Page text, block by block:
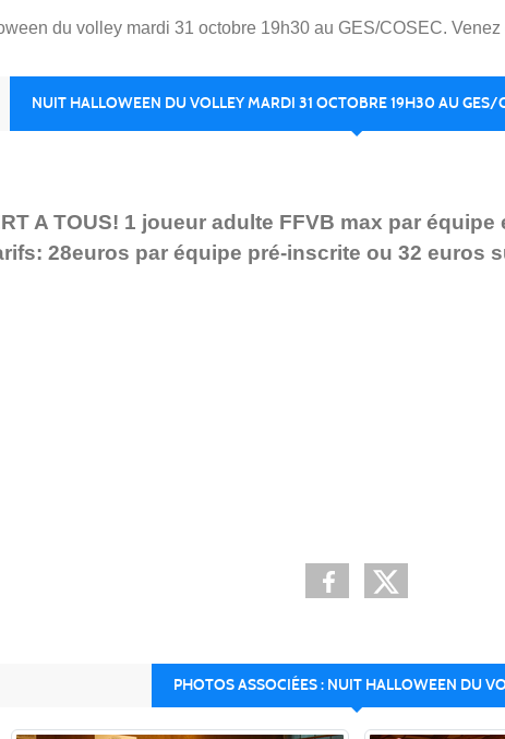
du volley mardi 31 octobre 19h30 au GES/COSEC. Venez
NUIT HALLOWEEN DU VOLLEY MARDI 31 OCTOBRE 19H30 AU GES/
A TOUS! 1 joueur adulte FFVB max par
28euros par équipe pré-inscrite ou 32 euros
PHOTOS ASSOCIÉES : NUIT HALLOWEEN DU